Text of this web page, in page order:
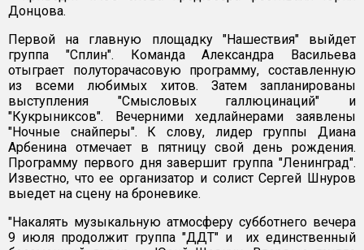
Донцова.
Первой на главную площадку "Нашествия" выйдет
группа "Сплин". Команда Александра Васильева
отыграет полуторачасовую программу, составленную
из всеми любимых хитов. Затем запланированы
выступления "Смысловых галлюцинаций" и
"Кукрыниксов". Вечерними хедлайнерами заявлены
"Ночные снайперы". К слову, лидер группы Диана
Арбенина отмечает в пятницу свой день рождения.
Программу первого дня завершит группа "Ленинград".
Известно, что ее организатор и солист Сергей Шнуров
выедет на сцену на броневике.
"Накалять музыкальную атмосферу субботнего вечера
9 июля продолжит группа "ДДТ" и их единственный